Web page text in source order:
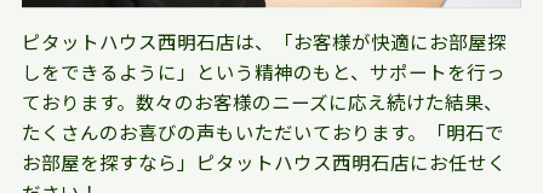
ピタットハウス西明石店は、「お客様が快適にお部屋探
しをできるように」という精神のもと、サポートを行っ
ております。数々のお客様のニーズに応え続けた結果、
たくさんのお喜びの声もいただいております。「明石で
お部屋を探すなら」ピタットハウス西明石店にお任せく